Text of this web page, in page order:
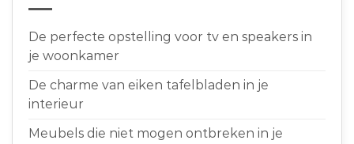
De perfecte opstelling voor tv en speakers in
je woonkamer
De charme van eiken tafelbladen in je
interieur
Meubels die niet mogen ontbreken in je